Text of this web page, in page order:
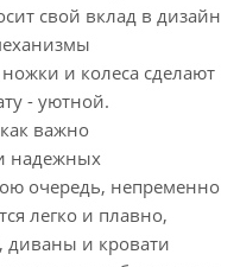
свой вклад в дизайн
и колеса сделают
- уютной.
важно
надежных
очередь, непременно
легко и плавно,
диваны и кровати